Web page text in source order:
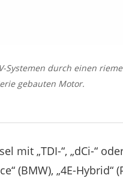
durch einen
gebauten Motor.
mit „TDI-“, „dCi-“
(BMW), „4E-Hybrid“